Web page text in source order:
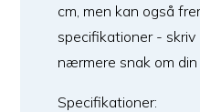
cm, men kan også
specifikationer - skriv
nærmere snak om din
Specifikationer: